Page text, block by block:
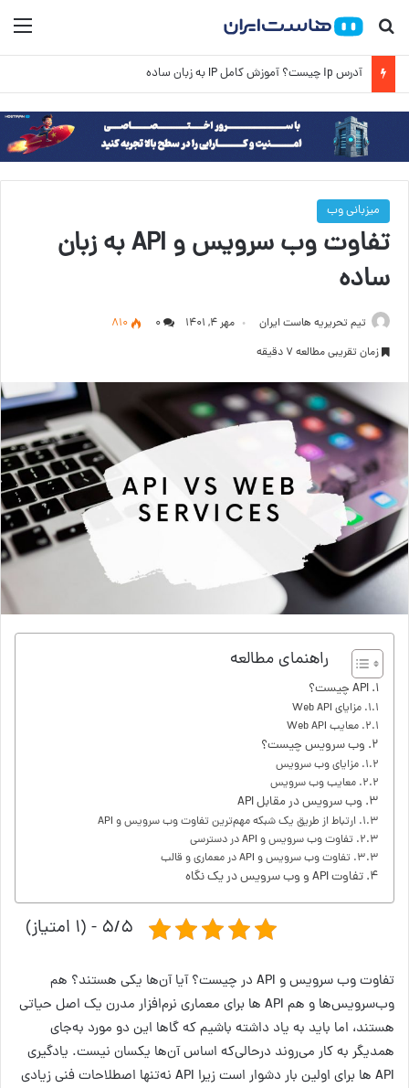
جستجو برای
چک‌لیست ارزیابی دامنه منقضی‌شده پیش از خرید
میزبانی وب
تفاوت وب سرویس و API به زبان
ساده
تیم تحریریه هاست ایران مهر ۴, ۱۴۰۱ ۰
810
زمان تقریبی مطالعه 7 دقیقه
راهنمای مطالعه
API چیست؟
مزایای Web API
معایب Web API
وب سرویس چیست؟
مزایای وب سرویس
معایب وب سرویس
وب سرویس در مقابل API
ارتباط از طریق یک شبکه مهم‌ترین تفاوت وب سرویس و API
تفاوت وب سرویس و API در دسترسی
تفاوت وب سرویس و API در معماری و قالب
تفاوت API و وب سرویس در یک نگاه
۵/۵ - (۱ امتیاز)
تفاوت وب سرویس و API در چیست؟ آیا آن‌ها یکی هستند؟ هم
وب‌سرویس‌ها و هم API ها برای معماری نرم‌افزار مدرن یک اصل حیاتی
هستند، اما باید به یاد داشته باشیم که گاها این دو مورد به‌جای
همدیگر به کار می‌روند درحالی‌که اساس آن‌ها یکسان نیست. یادگیری
API ها برای اولین بار دشوار است زیرا API نه‌تنها اصطلاحات فنی زیادی